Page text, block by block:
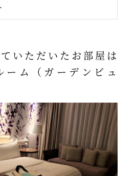
いただいたお部屋は
ーム（ガーデンビュ